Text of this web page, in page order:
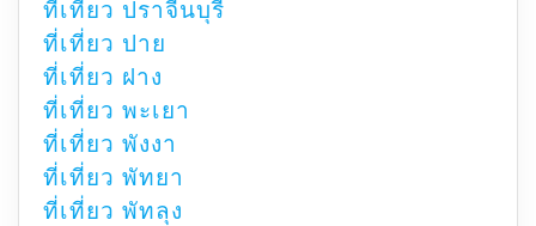
ที่เที่ยว ปราจีนบุรี
ที่เที่ยว ปาย
ที่เที่ยว ฝาง
ที่เที่ยว พะเยา
ที่เที่ยว พังงา
ที่เที่ยว พัทยา
ที่เที่ยว พัทลุง